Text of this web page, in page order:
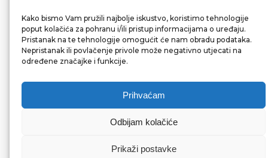
Kako bismo Vam pružili najbolje iskustvo, koristimo tehnologije
poput kolačića za pohranu i/ili pristup informacijama o uređaju.
Pristanak na te tehnologije omogućit će nam obradu podataka.
Nepristanak ili povlačenje privole može negativno utjecati na
određene značajke i funkcije.
Prihvaćam
Odbijam kolačiće
Prikaži postavke
REPUBLIKA HRVATSKA
© 2022 Međimurska županija. Sva prava pridržana.